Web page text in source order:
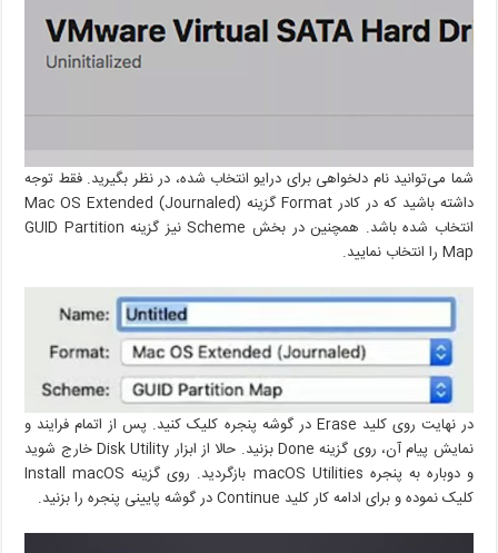
شما می‌توانید نام دلخواهی برای درایو انتخاب شده،‌ در نظر بگیرید. فقط توجه
داشته باشید که در کادر Format گزینه Mac OS Extended (Journaled)
انتخاب شده باشد. همچنین در بخش Scheme نیز گزینه GUID Partition
Map را انتخاب نمایید.
در نهایت روی کلید Erase در گوشه پنجره کلیک کنید. پس از اتمام فرایند و
نمایش پیام آن، روی گزینه Done بزنید. حالا از ابزار Disk Utility خارج شوید
و دوباره به پنجره macOS Utilities بازگردید. روی گزینه Install macOS
کلیک نموده و برای ادامه کار کلید Continue در گوشه پایینی پنجره را بزنید.